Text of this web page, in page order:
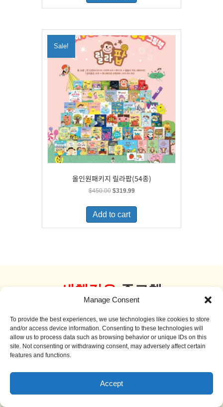
Manage Consent
To provide the best experiences, we use technologies like cookies to store
and/or access device information. Consenting to these technologies will
allow us to process data such as browsing behavior or unique IDs on this
site. Not consenting or withdrawing consent, may adversely affect certain
features and functions.
Accept
Sale!
올인원패키지 릴라팝(54종)
$450.00 Original
was:
$450.00.
$319.99Current
is:
Add to cart
새책같은 중고책
더 보기
Sale!